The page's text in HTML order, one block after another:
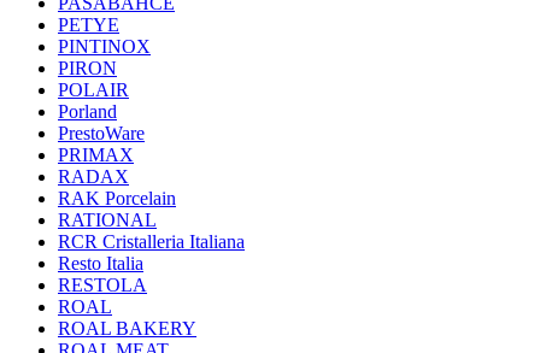
PETYE
PINTINOX
PIRON
POLAIR
Porland
PrestoWare
PRIMAX
RADAX
RAK Porcelain
RATIONAL
RCR Cristalleria Italiana
Resto Italia
RESTOLA
ROAL
ROAL BAKERY